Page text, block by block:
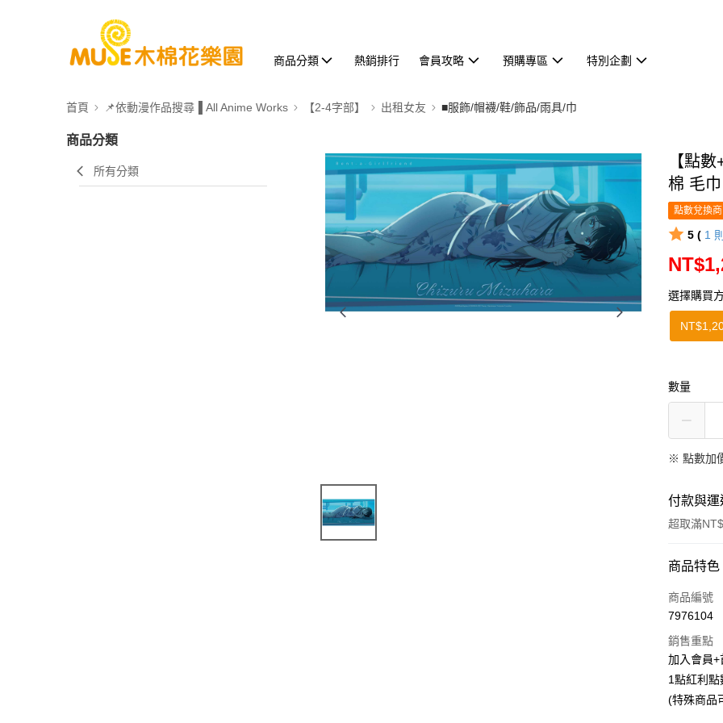
商品分類 熱銷排行 會員攻略 預購專區 特別企劃
首頁 📌依動漫作品搜尋▐ All Anime Works 【2-4字部】 出租女友 ■服飾/帽襪/鞋/飾品/雨具/巾
商品分類
所有分類
【點
棉 毛
點數兌換
5 ( 1
選擇購買
數量
※點數加
付款與
超取滿
付款方式
信用卡一
LINE Pay
Apple Pay
商品特色
商品編號
7976104
銷售重點
加入會員
1點紅利
(特殊商品